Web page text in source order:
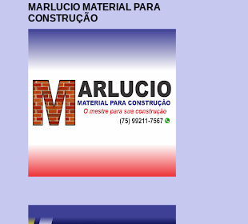
MARLUCIO MATERIAL PARA
CONSTRUÇÃO